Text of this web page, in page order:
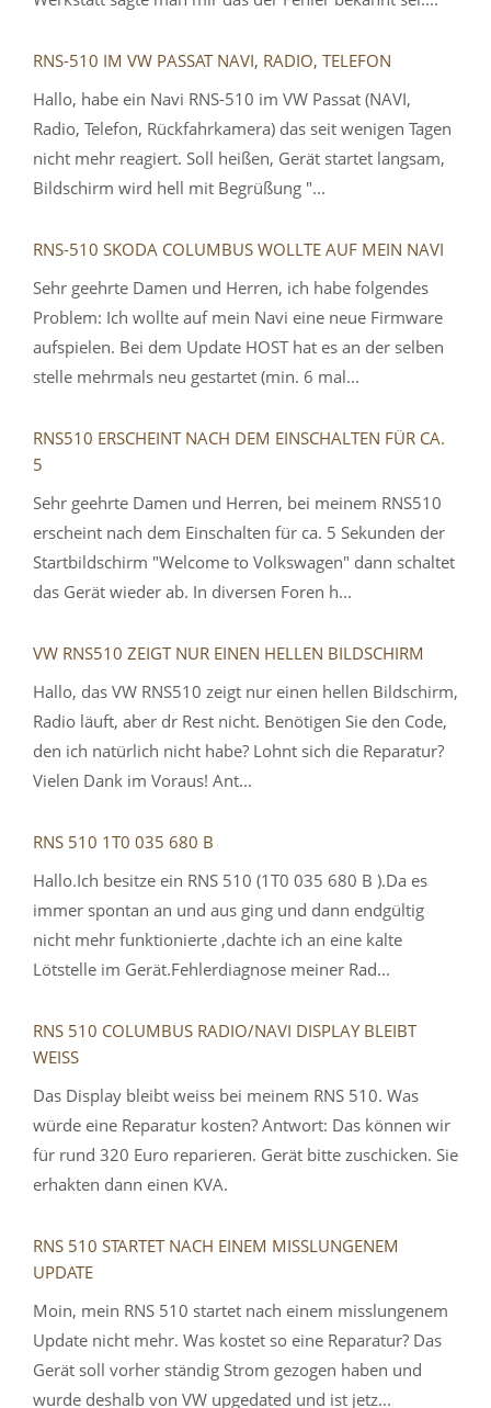
RNS-510 IM VW PASSAT NAVI, RADIO, TELEFON
Hallo, habe ein Navi RNS-510 im VW Passat (NAVI,
Radio, Telefon, Rückfahrkamera) das seit wenigen Tagen
nicht mehr reagiert. Soll heißen, Gerät startet langsam,
Bildschirm wird hell mit Begrüßung "...
RNS-510 SKODA COLUMBUS WOLLTE AUF MEIN NAVI
Sehr geehrte Damen und Herren, ich habe folgendes
Problem: Ich wollte auf mein Navi eine neue Firmware
aufspielen. Bei dem Update HOST hat es an der selben
stelle mehrmals neu gestartet (min. 6 mal...
RNS510 ERSCHEINT NACH DEM EINSCHALTEN FÜR CA.
5
Sehr geehrte Damen und Herren, bei meinem RNS510
erscheint nach dem Einschalten für ca. 5 Sekunden der
Startbildschirm "Welcome to Volkswagen" dann schaltet
das Gerät wieder ab. In diversen Foren h...
VW RNS510 ZEIGT NUR EINEN HELLEN BILDSCHIRM
Hallo, das VW RNS510 zeigt nur einen hellen Bildschirm,
Radio läuft, aber dr Rest nicht. Benötigen Sie den Code,
den ich natürlich nicht habe? Lohnt sich die Reparatur?
Vielen Dank im Voraus! Ant...
RNS 510 1T0 035 680 B
Hallo.Ich besitze ein RNS 510 (1T0 035 680 B ).Da es
immer spontan an und aus ging und dann endgültig
nicht mehr funktionierte ,dachte ich an eine kalte
Lötstelle im Gerät.Fehlerdiagnose meiner Rad...
RNS 510 COLUMBUS RADIO/NAVI DISPLAY BLEIBT
WEISS
Das Display bleibt weiss bei meinem RNS 510. Was
würde eine Reparatur kosten? Antwort: Das können wir
für rund 320 Euro reparieren. Gerät bitte zuschicken. Sie
erhakten dann einen KVA.
RNS 510 STARTET NACH EINEM MISSLUNGENEM U
PDATE
Moin, mein RNS 510 startet nach einem misslungenem
Update nicht mehr. Was kostet so eine Reparatur? Das
Gerät soll vorher ständig Strom gezogen haben und
wurde deshalb von VW upgedated und ist jetz...